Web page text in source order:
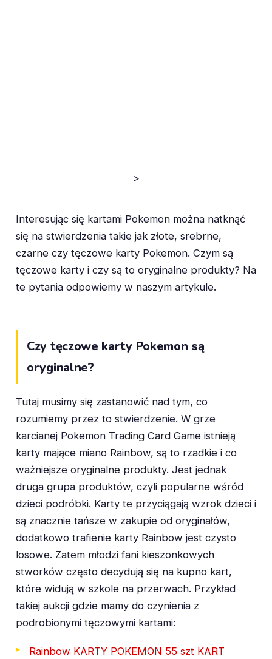
>
Interesując się kartami Pokemon można natknąć
się na stwierdzenia takie jak złote, srebrne,
czarne czy tęczowe karty Pokemon. Czym są
tęczowe karty i czy są to oryginalne produkty? Na
te pytania odpowiemy w naszym artykule.
Czy tęczowe karty Pokemon są
oryginalne?
Tutaj musimy się zastanowić nad tym, co
rozumiemy przez to stwierdzenie. W grze
karcianej Pokemon Trading Card Game istnieją
karty mające miano Rainbow, są to rzadkie i co
ważniejsze oryginalne produkty. Jest jednak
druga grupa produktów, czyli popularne wśród
dzieci podróbki. Karty te przyciągają wzrok dzieci i
są znacznie tańsze w zakupie od oryginałów,
dodatkowo trafienie karty Rainbow jest czysto
losowe. Zatem młodzi fani kieszonkowych
stworków często decydują się na kupno kart,
które widują w szkole na przerwach. Przykład
takiej aukcji gdzie mamy do czynienia z
podrobionymi tęczowymi kartami:
Rainbow KARTY POKEMON 55 szt KART